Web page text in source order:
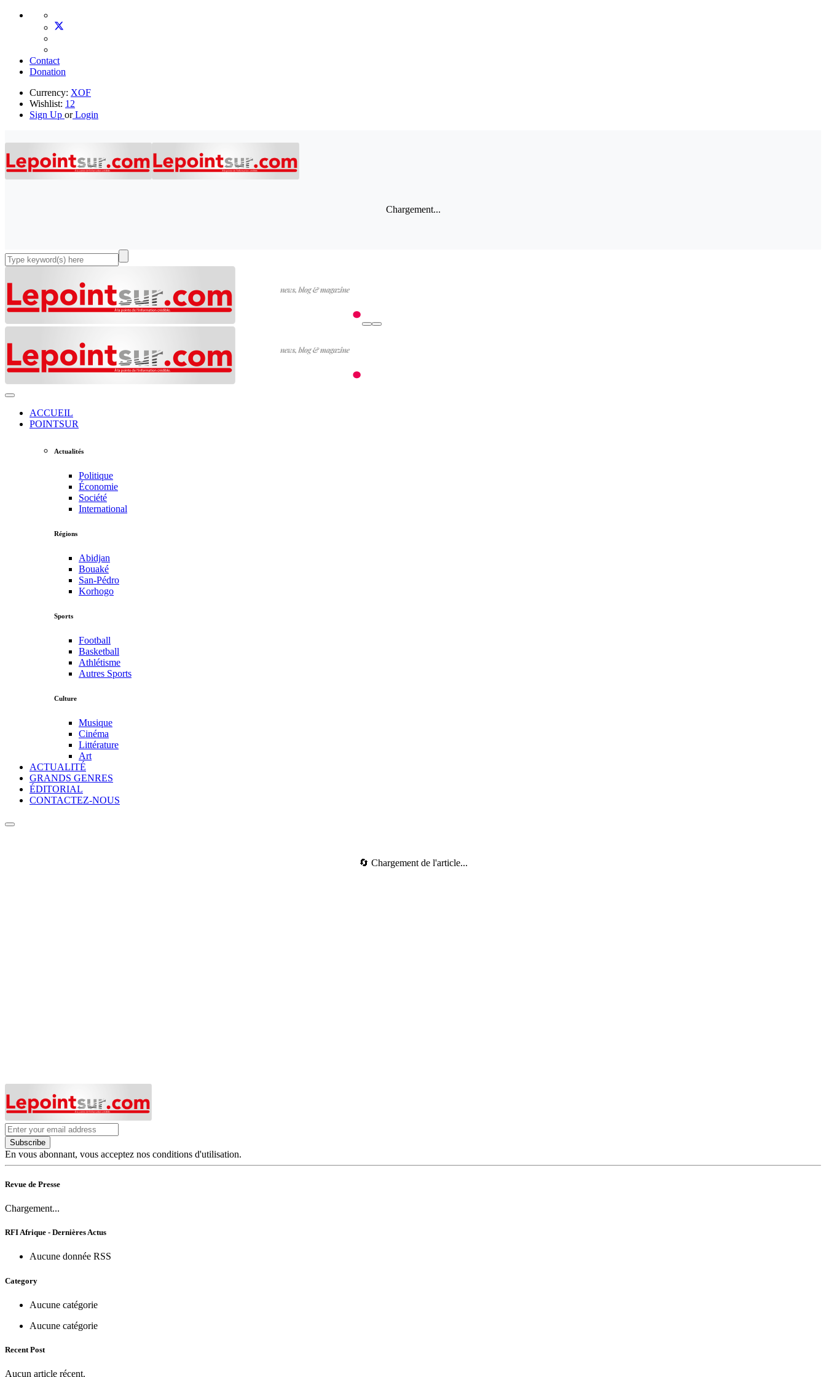
Contact
Donation
Currency: XOF
Wishlist: 12
Sign Up orLogin
Chargement...
ACCUEIL
POINTSUR
Actualités
Politique
Économie
Société
International
Régions
Abidjan
Bouaké
San-Pédro
Korhogo
Sports
Football
Basketball
Athlétisme
Autres Sports
Culture
Musique
Cinéma
Littérature
Art
ACTUALITÉ
GRANDS GENRES
ÉDITORIAL
CONTACTEZ-NOUS
🔄 Chargement de l'article...
Subscribe
En vous abonnant, vous acceptez nos conditions d'utilisation.
Revue de Presse
Chargement...
RFI Afrique - Dernières Actus
Aucune donnée RSS
Category
Aucune catégorie
Aucune catégorie
Recent Post
Aucun article récent.